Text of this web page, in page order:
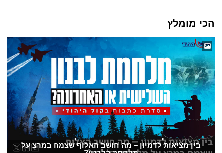
הכי מומלץ
בין מציאות לדמיון – מה חושב האלוף שצמח במרצ על